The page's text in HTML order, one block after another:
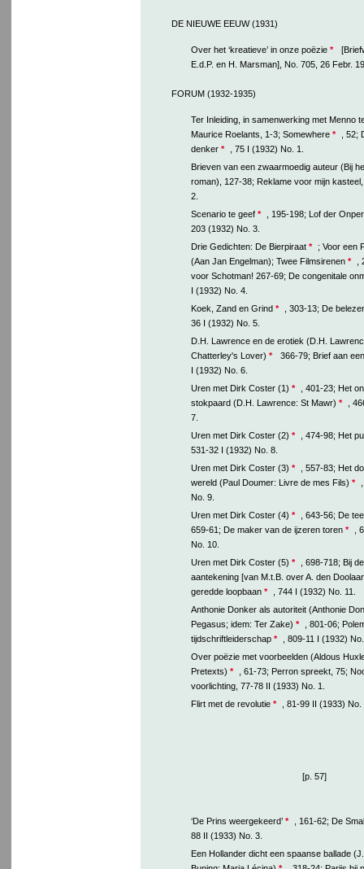
DE NIEUWE EEUW (1931)
Over het ‘kreatieve’ in onze poëzie *
E.d.P. en H. Marsman], No. 705, 26 Febr.
FORUM (1932-1935)
Ter Inleiding, in samenwerking met Menno
Maurice Roelants, 1-3; Somewhere *
, 52;
denker *
, 75 I (1932) No. 1.
Brieven van een zwaarmoedig auteur (Bij
roman), 127-38; Reklame voor mijn
2.
Scenario te geef *
, 195-198; Lof der
203 (1932) No. 3.
Drie Gedichten: De Bierpiraat *
; Voor een
(Aan Jan Engelman); Twee Filmsirenen *
voor Schotman! 267-69; De congenitale
I (1932) No. 4.
Koek, Zand en Grind *
, 303-13; De
36 I (1932) No. 5.
D.H. Lawrence en de erotiek (D.H.
Chatterley's Lover) *
366-79; Brief aan
I (1932) No. 6.
Uren met Dirk Coster (1) *
, 401-23; Het
stokpaard (D.H. Lawrence: St Mawr) *
,
7.
Uren met Dirk Coster (2) *
, 474-98; Het
531-32 I (1932) No. 8.
Uren met Dirk Coster (3) *
, 557-83; Het
wereld (Paul Doumer: Livre de mes Fils) *
No. 9.
Uren met Dirk Coster (4) *
, 643-56; De
659-61; De maker van de ijzeren toren *
,
No. 10.
Uren met Dirk Coster (5) *
, 698-718; Bij
aantekening [van M.t.B. over A. den
geredde loopbaan *
, 744 I (1932) No. 11.
Anthonie Donker als autoriteit (Anthonie
Pegasus; idem: Ter Zake) *
, 801-06;
tijdschriftleiderschap *
, 809-11 I (1932)
Over poëzie met voorbeelden (Aldous
Pretexts) *
, 61-73; Perron spreekt, 75;
voorlichting, 77-78 II (1933) No. 1.
Flirt met de revolutie * , 81-99 II (1933) No.
[p. 57]
‘De Prins weergekeerd’ *
, 161-62; De
88 II (1933) No. 3.
Een Hollander dicht een spaanse ballade